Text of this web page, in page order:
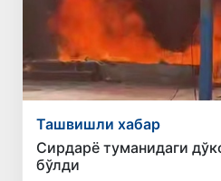
Ташвишли хабар
Сирдарё туманидаги
бўлди